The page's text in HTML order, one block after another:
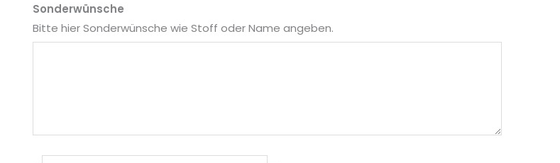
Sonderwünsche
Bitte hier Sonderwünsche wie Stoff oder Name angeben.